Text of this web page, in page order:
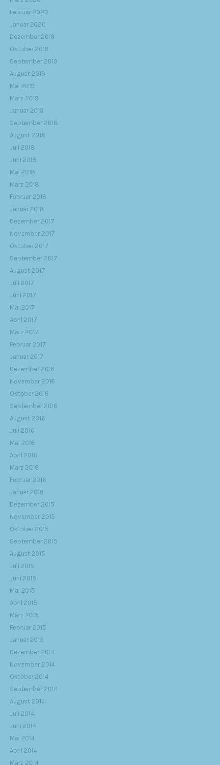
Februar 2020
Januar 2020
Dezember 2019
Oktober 2019
September 2019
August 2019
Mai 2019
März 2019
Januar 2019
September 2018
August 2018
Juli 2018
Juni 2018
Mai 2018
März 2018
Februar 2018
Januar 2018
Dezember 2017
November 2017
Oktober 2017
September 2017
August 2017
Juli 2017
Juni 2017
Mai 2017
April 2017
März 2017
Februar 2017
Januar 2017
Dezember 2016
November 2016
Oktober 2016
September 2016
August 2016
Juli 2016
Mai 2016
April 2016
März 2016
Februar 2016
Januar 2016
Dezember 2015
November 2015
Oktober 2015
September 2015
August 2015
Juli 2015
Juni 2015
Mai 2015
April 2015
März 2015
Februar 2015
Januar 2015
Dezember 2014
November 2014
Oktober 2014
September 2014
August 2014
Juli 2014
Juni 2014
Mai 2014
April 2014
März 2014